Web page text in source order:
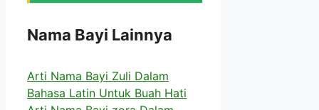
Nama Bayi Lainnya
Arti Nama Bayi Zuli Dalam
Bahasa Latin Untuk Buah Hati